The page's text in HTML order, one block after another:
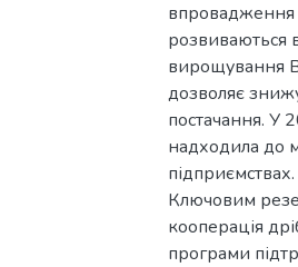
впровадження
розвиваються
вирощування
дозволяє
постачання. У
надходила до
підприємствах.
Ключовим
кооперація
програми